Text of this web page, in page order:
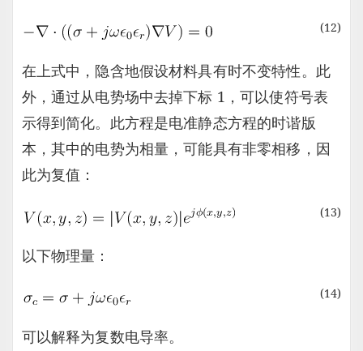
(12)
在上式中，隐含地假设材料具有时不变特性。此
外，通过从电势场中去掉下标 1，可以使符号表
示得到简化。此方程是电准静态方程的时谐版
本，其中的电势为相量，可能具有非零相移，因
此为复值：
(13)
以下物理量：
(14)
可以解释为复数电导率。